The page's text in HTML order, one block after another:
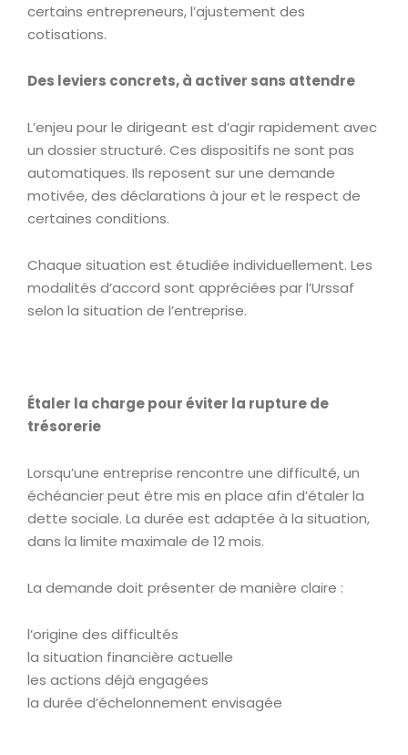
certains entrepreneurs, l’ajustement des
cotisations.
Des leviers concrets, à activer sans attendre
L’enjeu pour le dirigeant est d’agir rapidement avec
un dossier structuré. Ces dispositifs ne sont pas
automatiques. Ils reposent sur une demande
motivée, des déclarations à jour et le respect de
certaines conditions.
Chaque situation est étudiée individuellement. Les
modalités d’accord sont appréciées par l’Urssaf
selon la situation de l’entreprise.
Étaler la charge pour éviter la rupture de
trésorerie
Lorsqu’une entreprise rencontre une difficulté, un
échéancier peut être mis en place afin d’étaler la
dette sociale. La durée est adaptée à la situation,
dans la limite maximale de 12 mois.
La demande doit présenter de manière claire :
l’origine des difficultés
la situation financière actuelle
les actions déjà engagées
la durée d’échelonnement envisagée